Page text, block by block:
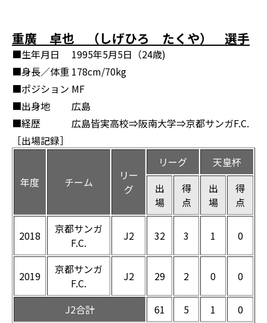
重廣 卓也 （しげひろ たくや） 選手
■生年月日
1995年5月5日（24歳)
■身長／体重 178cm/70kg
■ポジション MF
■出身地
広島
■経歴
広島皆実高校⇒阪南大学⇒京都サンガF.C.
［出場記録］
年度 チーム
リー
グ
リーグ
天皇杯
出
場
得
点
出
場
得
点
2018
京都サンガ
F.C.
J2 32 3 1 0
2019
京都サンガ
F.C.
J2 29 2 0 0
J2合計 61 5 1
0